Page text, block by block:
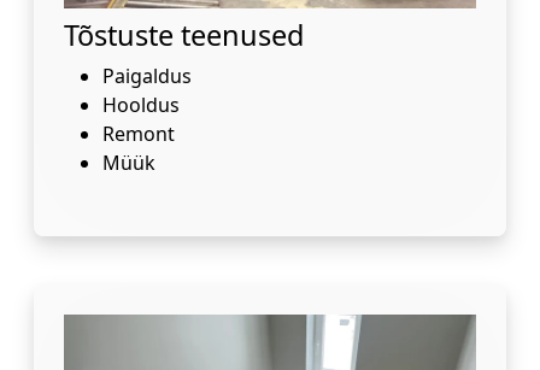
Tõstuste teenused
Paigaldus
Hooldus
Remont
Müük